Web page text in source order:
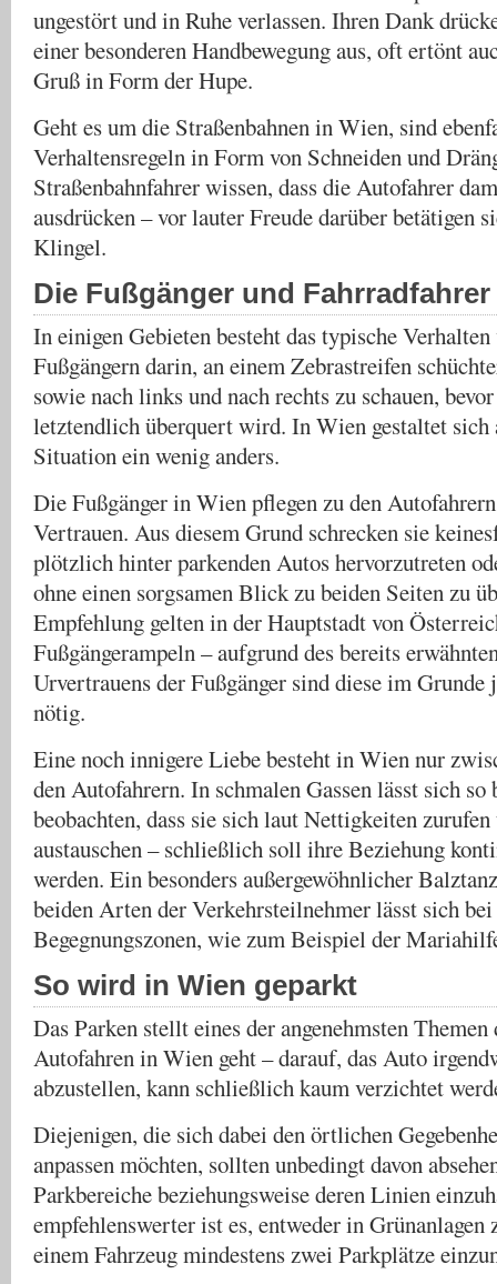
ungestört und in Ruhe verlassen. Ihren Dank
einer besonderen Handbewegung aus, oft ertönt
Gruß in Form der Hupe.
Geht es um die Straßenbahnen in Wien, sind
Verhaltensregeln in Form von Schneiden und
Straßenbahnfahrer wissen, dass die Autofahrer
ausdrücken – vor lauter Freude darüber betätigen
Klingel.
Die Fußgänger und
In einigen Gebieten besteht das typische
Fußgängern darin, an einem Zebrastreifen
sowie nach links und nach rechts zu schauen,
letztendlich überquert wird. In Wien gestaltet sich
Situation ein wenig anders.
Die Fußgänger in Wien pflegen zu den
Vertrauen. Aus diesem Grund schrecken sie
plötzlich hinter parkenden Autos hervorzutreten
ohne einen sorgsamen Blick zu beiden Seiten zu
Empfehlung gelten in der Hauptstadt von
Fußgängerampeln – aufgrund des bereits
Urvertrauens der Fußgänger sind diese im Grunde
nötig.
Eine noch innigere Liebe besteht in Wien nur
den Autofahrern. In schmalen Gassen lässt sich so
beobachten, dass sie sich laut Nettigkeiten
austauschen – schließlich soll ihre Beziehung
werden. Ein besonders außergewöhnlicher
beiden Arten der Verkehrsteilnehmer lässt sich
Begegnungszonen, wie zum Beispiel der
So wird in Wien geparkt
Das Parken stellt eines der angenehmsten Themen
Autofahren in Wien geht – darauf, das Auto
abzustellen, kann schließlich kaum verzichtet
Diejenigen, die sich dabei den örtlichen
anpassen möchten, sollten unbedingt davon
Parkbereiche beziehungsweise deren Linien
empfehlenswerter ist es, entweder in Grünanlagen
einem Fahrzeug mindestens zwei Parkplätze